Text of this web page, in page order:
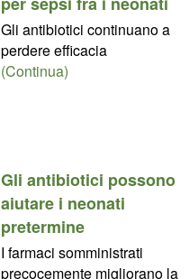
Gli antibiotici continuano a
perdere efficacia
(Continua)
Gli antibiotici possono
aiutare i neonati
pretermine
I farmaci somministrati
precocemente migliorano la